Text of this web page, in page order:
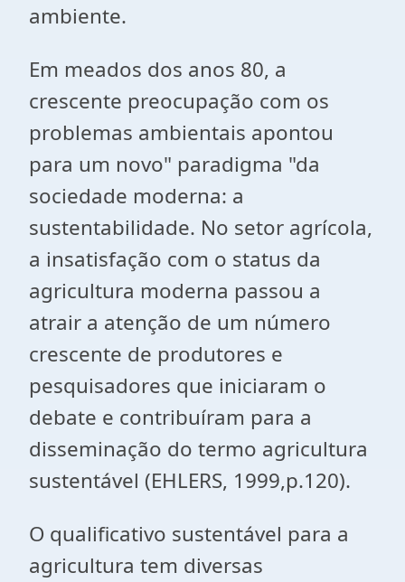
ambiente.
Em meados dos anos 80, a
crescente preocupação com os
problemas ambientais apontou
para um novo" paradigma "da
sociedade moderna: a
sustentabilidade. No setor agrícola,
a insatisfação com o status da
agricultura moderna passou a
atrair a atenção de um número
crescente de produtores e
pesquisadores que iniciaram o
debate e contribuíram para a
disseminação do termo agricultura
sustentável (EHLERS, 1999,p.120).
O qualificativo sustentável para a
agricultura tem diversas